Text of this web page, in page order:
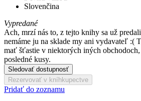
Slovenčina
Vypredané
Ach, mrzí nás to, z tejto knihy sa už
nemáme ju na sklade my ani vydavateľ :(
mať šťastie v niektorých iných obchodoch,
posledné kusy.
Sledovať dostupnosť
Rezervovať v kníhkupectve
Pridať do zoznamu